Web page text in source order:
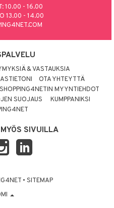
10.00 - 16.00
13.00 - 14.00
& VASTAUKSIA
OTA YHTEYTTÄ
MYYNTIEHDOT
SUOJAUS
KUMPPANIKSI
SIVUILLA
• SITEMAP